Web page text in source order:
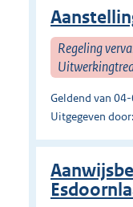
Regeling
Geldend van
Uitgegeven